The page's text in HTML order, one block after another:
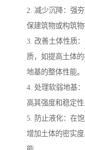
2. 减少沉降：强
保建筑物或构筑
3. 改善土体性质
质，如提高土体
地基的整体性能。
4. 处理软弱地基
高其强度和稳定
5. 防止液化：在
增加土体的密实